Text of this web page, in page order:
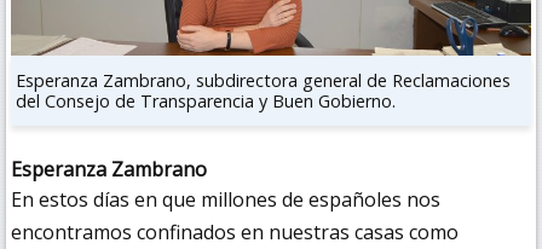
Esperanza Zambrano, subdirectora general de Reclamaciones
del Consejo de Transparencia y Buen Gobierno.
Esperanza Zambrano
En estos días en que millones de españoles nos
encontramos confinados en nuestras casas como